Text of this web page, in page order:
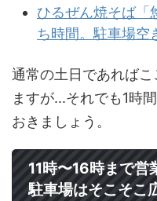
ひるぜん焼そば「
ち時間。駐車場空
通常の土日であれば
ますが...それでも1時
おきましょう。
11時〜16時まで営
駐車場はそこそこ